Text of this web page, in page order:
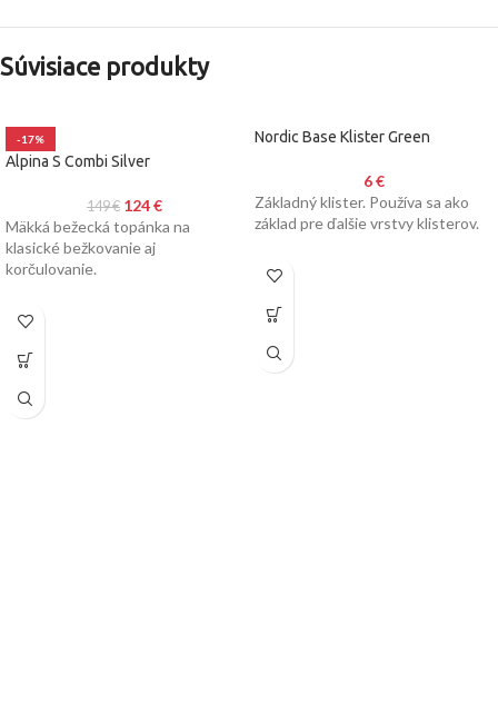
Súvisiace produkty
-17%
Alpina S Combi Silver
149€ 124€
Mäkká bežecká topánka na
klasické bežkovanie aj
korčulovanie.
Nordic Base Klister Green
6€
Základný klister. Používa sa ako
základ pre ďalšie vrstvy klisterov.